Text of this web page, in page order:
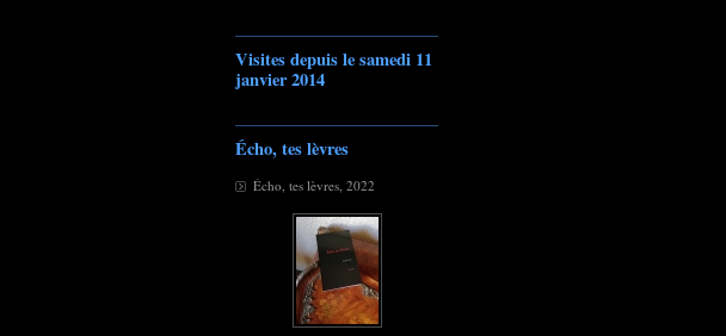
Visites depuis le samedi 11
janvier 2014
Écho, tes lèvres
Écho, tes lèvres, 2022